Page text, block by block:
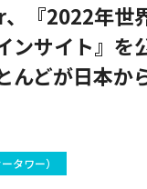
『2022年世
ンサイト』
んどが日本か
タワー）